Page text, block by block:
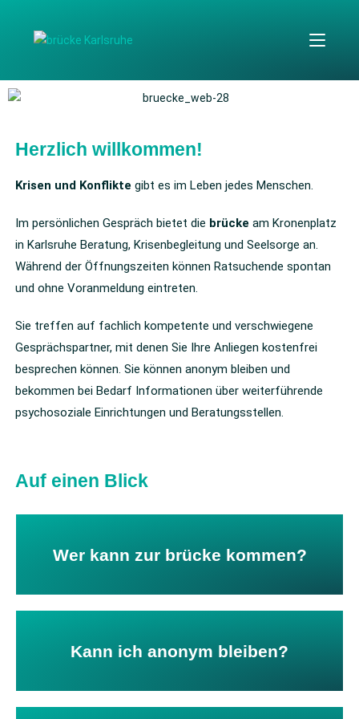
Herzlich willkommen!
Krisen und Konflikte gibt es im Leben jedes Menschen.
Im persönlichen Gespräch bietet die brücke am Kronenplatz
in Karlsruhe Beratung, Krisenbegleitung und Seelsorge an.
Während der Öffnungszeiten können Ratsuchende spontan
und ohne Voranmeldung eintreten.
Sie treffen auf fachlich kompetente und verschwiegene
Gesprächspartner, mit denen Sie Ihre Anliegen kostenfrei
besprechen können. Sie können anonym bleiben und
bekommen bei Bedarf Informationen über weiterführende
psychosoziale Einrichtungen und Beratungsstellen.
Auf einen Blick
Wer kann zur brücke kommen?
Jeder Mensch, der ein Gespräch sucht
oder eine Information braucht.
Kann ich anonym bleiben?
Ja, Sie müssen Ihren Namen nicht sagen und die Mitarbeiter
sind zur Verschwiegenheit verpflichtet.